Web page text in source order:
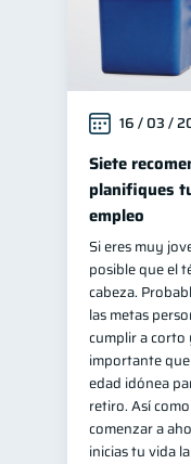
16 / 03 /
Siete
planifiques
empleo
Si eres muy
posible que el
cabeza.
las metas
cumplir a corto
importante
edad idónea
retiro. Así
comenzar a
inicias tu vida